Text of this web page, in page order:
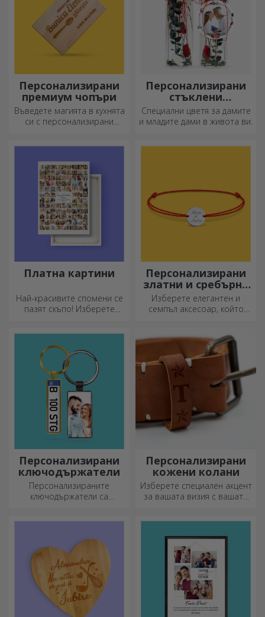
Персонализирани
премиум чопъри
Въведете магията в кухнята
си с персонализирани
Персонализирани
стъклени
орнаменти с
консервирани
цветя
Специални цветя за дамите
и младите дами в живота ви.
Платна картини
Най-красивите спомени се
пазят скъпо! Изберете
Персонализирани
златни и сребърни
гривни
Изберете елегантен и
семпъл аксесоар, който
човека, който ще го носи.
Персонализирани
ключодържатели
Персонализираните
ключодържатели са
напомняте за вас всеки ден.
Персонализирани
кожени колани
Изберете специален акцент
за вашата визия с вашата
стил!